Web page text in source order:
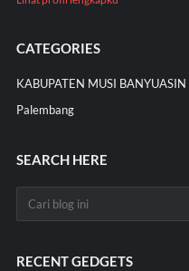
CATEGORIES
KABUPATEN MUSI BANYUASIN
Palembang
SEARCH HERE
RECENT GEDGETS